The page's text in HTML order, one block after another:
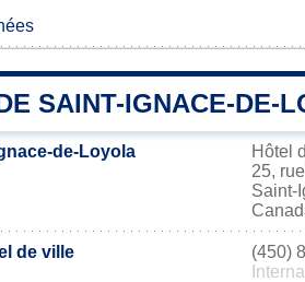
SAINT-IGNACE-DE-
de-Loyola
Hôtel
25,
Saint-
de ville
(450)